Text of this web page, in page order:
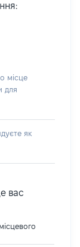
місце
для
як
вас